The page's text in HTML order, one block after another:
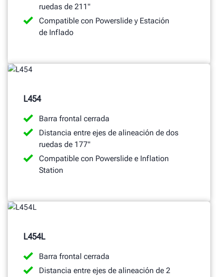
ruedas de 211"
Compatible con Powerslide y Estación
de Inflado
L454
Barra frontal cerrada
Distancia entre ejes de alineación de dos
ruedas de 177"
Compatible con Powerslide e Inflation
Station
L454L
Barra frontal cerrada
Distancia entre ejes de alineación de 2